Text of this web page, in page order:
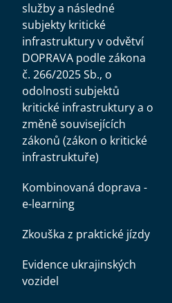
služby a následné
subjekty kritické
infrastruktury v odvětví
DOPRAVA podle zákona
č. 266/2025 Sb., o
odolnosti subjektů
kritické infrastruktury a o
změně souvisejících
zákonů (zákon o kritické
infrastruktuře)
Kombinovaná doprava -
e-learning
Zkouška z praktické jízdy
Evidence ukrajinských
vozidel